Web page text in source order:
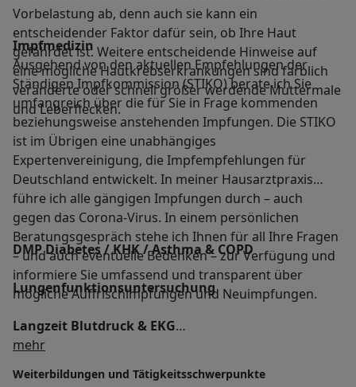
Vorbelastung ab, denn auch sie kann ein
entscheidender Faktor dafür sein, ob Ihre Haut
gefährdet ist. Weitere entscheidende Hinweise auf
eine mögliche Hautkrebserkrankungen sind farblich
veränderte oder schnell größer werdende Muttermale
und Leberflecken.
Impfmedizin
Ausgehend von den aktuellen Empfehlungen der
Ständigen Impfkommission (STIKO) berate ich Sie
umfangreich über die für Sie in Frage kommenden
beziehungsweise anstehenden Impfungen. Die STIKO
ist im Übrigen eine unabhängiges
Expertenvereinigung, die Impfempfehlungen für
Deutschland entwickelt. In meiner Hausarztpraxis
führe ich alle gängigen Impfungen durch – auch
gegen das Corona-Virus. In einem persönlichen
Beratungsgespräch stehe ich Ihnen für all Ihre Fragen
– und auch eventuelle Bedenken – zur Verfügung und
informiere Sie umfassend und transparent über
mögliche Auffrischimpfungen und Neuimpfungen.
DMP Diabetes / KHK / Asthma & COPD
Lungenfunktionsuntersuchung
Langzeit Blutdruck & EKG
mehrÜber mich
Weiterbildungen und Tätigkeitsschwerpunkte